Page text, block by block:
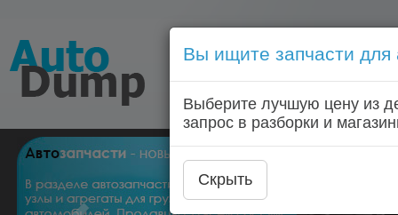
Голосовой запрос
Главная
Вы ищите запчасти для
Выберите лучшую цену из
запрос в разборки и
Скрыть